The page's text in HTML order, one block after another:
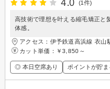
4.0 (1件)
高技術で理想を叶える縮毛矯正と
体感。
アクセス：伊予鉄道高浜線 衣山
カット単価： ￥3,850～
◎ 本日空席あり ポイントが貯